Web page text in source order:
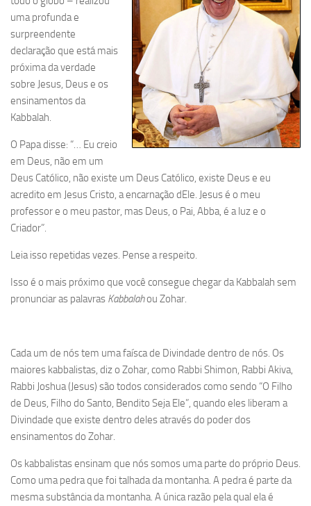
uma profunda e
surpreendente
declaração que está mais
próxima da verdade
sobre Jesus, Deus e os
ensinamentos da
Kabbalah.
O Papa disse: “… Eu creio
em Deus, não em um
Deus Católico, não existe um Deus Católico, existe Deus e eu
acredito em Jesus Cristo, a encarnação dEle. Jesus é o meu
professor e o meu pastor, mas Deus, o Pai, Abba, é a luz e o
Criador”.
Leia isso repetidas vezes. Pense a respeito.
Isso é o mais próximo que você consegue chegar da Kabbalah sem
pronunciar as palavras Kabbalahou Zohar.
Cada um de nós tem uma faísca de Divindade dentro de nós. Os
maiores kabbalistas, diz o Zohar, como Rabbi Shimon, Rabbi Akiva,
Rabbi Joshua (Jesus) são todos considerados como sendo “O Filho
de Deus, Filho do Santo, Bendito Seja Ele”, quando eles liberam a
Divindade que existe dentro deles através do poder dos
ensinamentos do Zohar.
Os kabbalistas ensinam que nós somos uma parte do próprio Deus.
Como uma pedra que foi talhada da montanha. A pedra é parte da
mesma substância da montanha. A única razão pela qual ela é